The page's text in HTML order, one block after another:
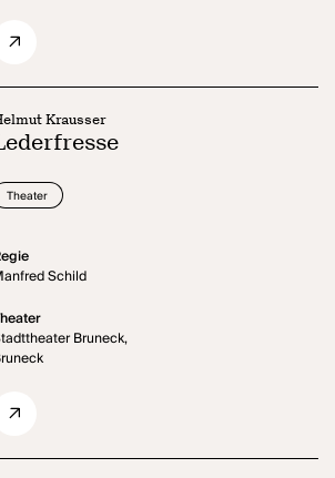
Krausser
Theater
Schild
Bruneck,